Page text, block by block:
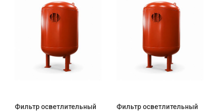
Фильтр осветлительный
Фильтр осветлительный